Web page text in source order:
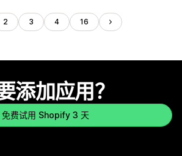
2 3 4 16
添加应用？
免费试用 Shopify 3 天